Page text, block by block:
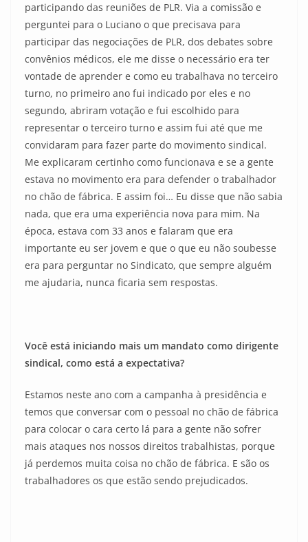
participando das reuniões de PLR. Via a comissão e
perguntei para o Luciano o que precisava para
participar das negociações de PLR, dos debates sobre
convênios médicos, ele me disse o necessário era ter
vontade de aprender e como eu trabalhava no terceiro
turno, no primeiro ano fui indicado por eles e no
segundo, abriram votação e fui escolhido para
representar o terceiro turno e assim fui até que me
convidaram para fazer parte do movimento sindical.
Me explicaram certinho como funcionava e se a gente
estava no movimento era para defender o trabalhador
no chão de fábrica. E assim foi… Eu disse que não sabia
nada, que era uma experiência nova para mim. Na
época, estava com 33 anos e falaram que era
importante eu ser jovem e que o que eu não soubesse
era para perguntar no Sindicato, que sempre alguém
me ajudaria, nunca ficaria sem respostas.
Você está iniciando mais um mandato como dirigente
sindical, como está a expectativa?
Estamos neste ano com a campanha à presidência e
temos que conversar com o pessoal no chão de fábrica
para colocar o cara certo lá para a gente não sofrer
mais ataques nos nossos direitos trabalhistas, porque
já perdemos muita coisa no chão de fábrica. E são os
trabalhadores os que estão sendo prejudicados.